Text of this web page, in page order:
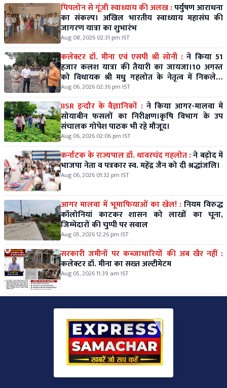
पिपलोन से गूंजी स्वाध्याय की अलख :पर्युषण आराधना
का संकल्प। अखिल भारतीय स्वाध्याय महासंघ की
जागरण यात्रा का शुभारंभ
Aug 08, 2026 02:31 pm IST
कलेक्टर डॉ. मीना एवं एसपी श्री सोनी : ने किया 51
हजार कलश यात्रा की तैयारी का जायजा।10 अगस्त
को विधायक श्री मधु गहलोत के नेतृत्व में निकलेगी
विशाल कलश यात्रा।
Aug 06, 2026 02:36 pm IST
IISR इन्दौर के वैज्ञानिकों : ने किया आगर-मालवा में
सोयाबीन फसलों का निरीक्षण।कृषि विभाग के उप
संचालक गोपेश पाठक भी रहे मौजूद।
Aug 06, 2026 02:06 pm IST
कर्नाटक के राज्यपाल डॉ. थावरचंद गहलोत :ने बड़ोद में
भाजपा नेता व पत्रकार स्व. महेंद्र जैन को दी श्रद्धांजलि।
Aug 06, 2026 01:32 pm IST
आगर मालवा में भूमाफियाओं का खेल! :नियम विरुद्ध
कॉलोनियां काटकर शासन को लाखों का चूना,
जिम्मेदारों की चुप्पी पर सवाल
Aug 05, 2026 12:26 pm IST
सरकारी जमीनों पर कब्जाधारियों की अब खैर नहीं :
कलेक्टर डॉ. मीना का सख्त अल्टीमेटम
Aug 05, 2026 11:39 am IST